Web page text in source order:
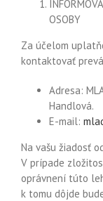
OSOBY
Za účelom
kontaktovať
Adresa:
Handlová.
E-mail:
Na vašu žiadosť
V prípade
oprávnení túto
k tomu dôjde